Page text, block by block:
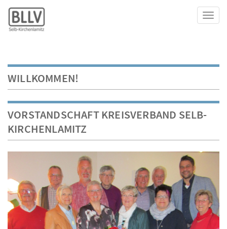
WILLKOMMEN!
VORSTANDSCHAFT KREISVERBAND SELB-
KIRCHENLAMITZ